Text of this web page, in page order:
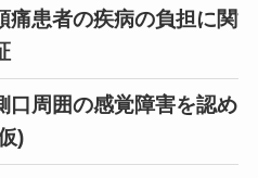
痛患者の疾病の負担に関
口周囲の感覚障害を認め
)